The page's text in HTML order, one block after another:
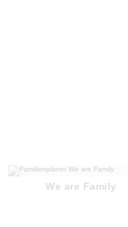
We are Family